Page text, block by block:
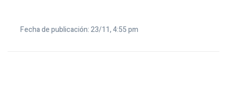
Fecha de publicación: 23/11, 4:55 pm